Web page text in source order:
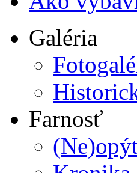
Galéria
Farnosť